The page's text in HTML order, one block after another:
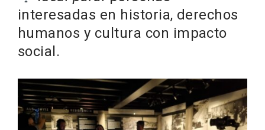
interesadas en historia, derechos
humanos y cultura con impacto
social.